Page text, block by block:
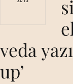
veda
up’